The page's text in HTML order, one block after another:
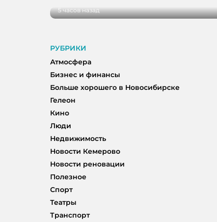
5 часов назад
РУБРИКИ
Атмосфера
Бизнес и финансы
Больше хорошего в Новосибирске
Гелеон
Кино
Люди
Недвижимость
Новости Кемерово
Новости реновации
Полезное
Спорт
Театры
Транспорт